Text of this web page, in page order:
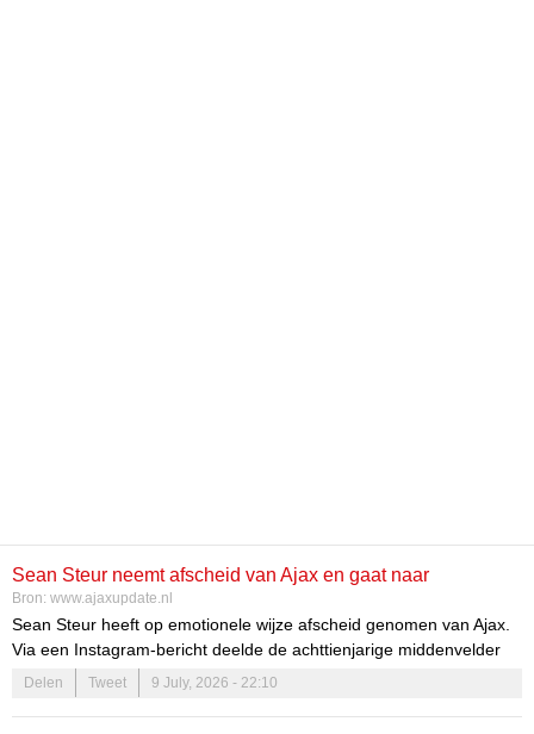
Sean Steur neemt afscheid van Ajax en gaat naar
Newcastle United
Bron: www.ajaxupdate.nl
Sean Steur heeft op emotionele wijze afscheid genomen van Ajax.
Via een Instagram-bericht deelde de achttienjarige middenvelder
zijn gevoelens over zijn vertrek. Hij heeft een transfer gemaakt naar
Newcastle United, waar hij een nieuw hoofdstuk in zijn carrière
Delen Tweet 9 July, 2026 - 22:10